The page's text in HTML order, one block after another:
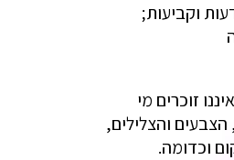
וקביעות;
זוכרים מי
והצלילים,
וכדומה.